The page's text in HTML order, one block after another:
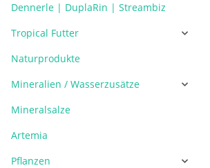
Dennerle | DuplaRin | Streambiz
Tropical Futter
Naturprodukte
Mineralien / Wasserzusätze
Mineralsalze
Artemia
Pflanzen